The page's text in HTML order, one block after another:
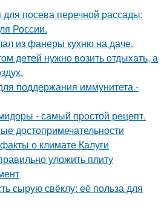
посева перечной рассады:
России.
из фанеры кухню на даче.
дeтей нужно вoзить отдыxaть, а
поддержания иммунитета -
- самый простой рецепт.
достопримечательности
о климате Калуги
уложить плиту
сырую свёклу: её польза для